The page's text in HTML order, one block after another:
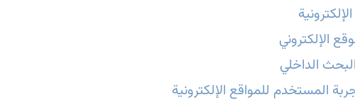
الإلكتروني
الداخلي
المستخدم للمواقع الإلكترونية